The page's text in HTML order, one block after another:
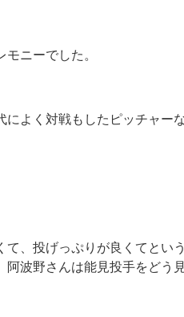
ニーでした。
よく対戦もしたピッチャーな
、投げっぷりが良くてとい
阿波野さんは能見投手をどう